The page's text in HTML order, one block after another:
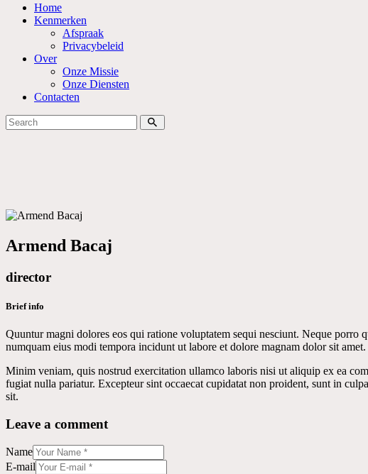
Home
Kenmerken
Afspraak
Privacybeleid
Over
Onze Missie
Onze Diensten
Contacten
Armend Bacaj
director
Brief info
Quuntur magni dolores eos qui ratione voluptatem sequi nesciunt. Neque porro
numquam eius modi tempora incidunt ut labore et dolore magnam dolor sit amet.
Minim veniam, quis nostrud exercitation ullamco laboris nisi ut aliquip ex ea
fugiat nulla pariatur. Excepteur sint occaecat cupidatat non proident, sunt in
sit.
Leave a comment
Name
E-mail